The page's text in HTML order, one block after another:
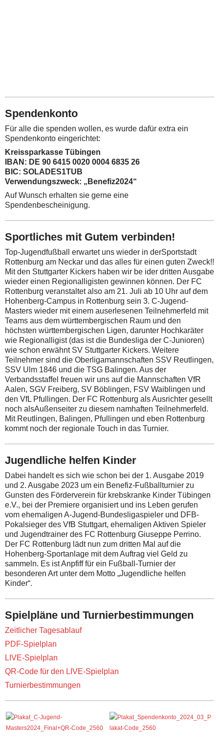
Spendenkonto
Für alle die spenden wollen, es wurde dafür extra ein
Spendenkonto eingerichtet:
Kreissparkasse Tübingen
IBAN: DE 90 6415 0020 0004 6835 26
BIC: SOLADES1TUB
Verwendungszweck: „Benefiz2024“
Auf Wunsch erhalten sie gerne eine
Spendenbescheinigung.
Sportliches mit Gutem verbinden!
Top-Jugendfußball erwartet uns wieder in derSportstadt
Rottenburg am Neckar und das alles für einen guten Zweck!!
Mit den Stuttgarter Kickers haben wir be ider dritten Ausgabe
wieder einen Regionalligisten gewinnen können. Der FC
Rottenburg veranstaltet also am 21. Juli ab 10 Uhr auf dem
Hohenberg-Campus in Rottenburg sein 3. C-Jugend-
Masters wieder mit einem auserlesenen Teilnehmerfeld mit
Teams aus dem württembergischen Raum und den
höchsten württembergischen Ligen, darunter Hochkaräter
wie Regionalligist (das ist die Bundesliga der C-Junioren)
wie schon erwähnt SV Stuttgarter Kickers. Weitere
Teilnehmer sind die Oberligamannschaften SSV Reutlingen,
SSV Ulm 1846 und die TSG Balingen. Aus der
Verbandsstaffel freuen wir uns auf die Mannschaften VfR
Aalen, SGV Freiberg, SV Böblingen, FSV Waiblingen und
den VfL Pfullingen. Der FC Rottenburg als Ausrichter gesellt
noch alsAußenseiter zu diesem namhaften Teilnehmerfeld.
Mit Reutlingen, Balingen, Pfullingen und eben Rottenburg
kommt noch der regionale Touch in das Turnier.
Jugendliche helfen Kinder
Dabei handelt es sich wie schon bei der 1. Ausgabe 2019
und 2. Ausgabe 2023 um ein Benefiz-Fußballturnier zu
Gunsten des Förderverein für krebskranke Kinder Tübingen
e.V., bei der Premiere organisiert und ins Leben gerufen
vom ehemaligen A-Jugend-Bundesligaspieler und DFB-
Pokalsieger des VfB Stuttgart, ehemaligen Aktiven Spieler
und Jugendtrainer des FC Rottenburg Giuseppe Perrino.
Der FC Rottenburg lädt nun zum dritten Mal auf die
Hohenberg-Sportanlage mit dem Auftrag viel Geld zu
sammeln. Es ist Anpfiff für ein Fußball-Turnier der
besonderen Art unter dem Motto „Jugendliche helfen
Kinder“.
Spielpläne und Turnierbestimmungen
Zeitlicher Tagesablauf
PDF-Spielplan
LIVE-Spielplan
QR-Code für den LIVE-Spielplan
Turnierbestimmungen